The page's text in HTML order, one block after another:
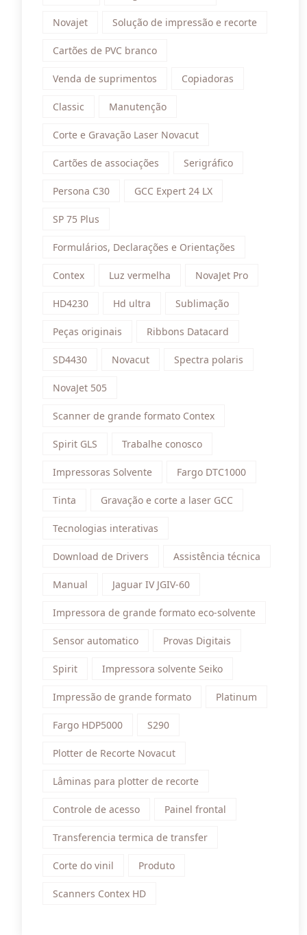
Novajet Solução de impressão e recorte
Cartões de PVC branco
Venda de suprimentos Copiadoras
Classic Manutenção
Corte e Gravação Laser Novacut
Cartões de associações Serigráfico
Persona C30 GCC Expert 24 LX
SP 75 Plus
Formulários, Declarações e Orientações
Contex Luz vermelha NovaJet Pro
HD4230 Hd ultra Sublimação
Peças originais Ribbons Datacard
SD4430 Novacut Spectra polaris
NovaJet 505
Scanner de grande formato Contex
Spirit GLS Trabalhe conosco
Impressoras Solvente Fargo DTC1000
Tinta Gravação e corte a laser GCC
Tecnologias interativas
Download de Drivers Assistência técnica
Manual Jaguar IV JGIV-60
Impressora de grande formato eco-solvente
Sensor automatico Provas Digitais
Spirit Impressora solvente Seiko
Impressão de grande formato Platinum
Fargo HDP5000 S290
Plotter de Recorte Novacut
Lâminas para plotter de recorte
Controle de acesso Painel frontal
Transferencia termica de transfer
Corte do vinil Produto
Scanners Contex HD